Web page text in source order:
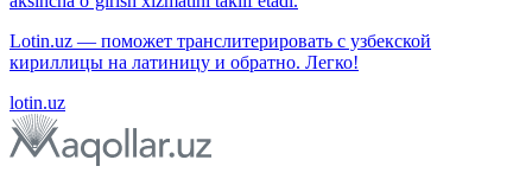
Lotin.uz — поможет транслитерировать с узбекской
кириллицы на латиницу и обратно. Легко!
lotin.uz